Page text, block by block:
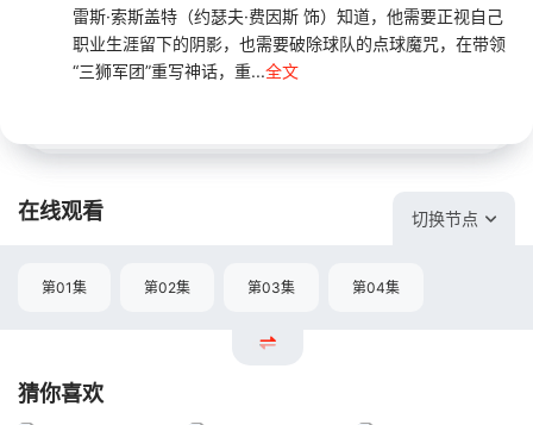
雷斯·索斯盖特（约瑟夫·费因斯 饰）知道，他需要正视自己
职业生涯留下的阴影，也需要破除球队的点球魔咒，在带领
“三狮军团”重写神话，重...全文
在线观看 切换节点
第01集 第02集 第03集 第04集
猜你喜欢